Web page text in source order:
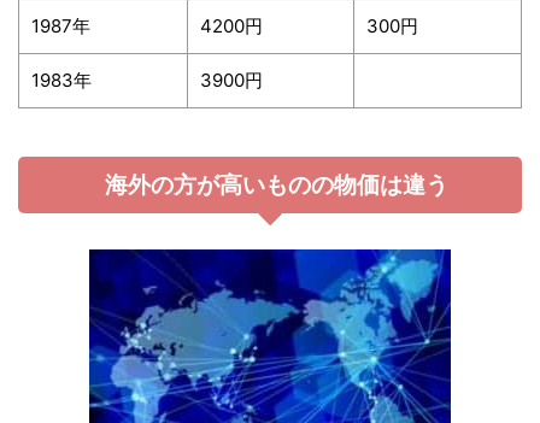
1987年 4200円 300円
1983年 3900円
海外の方が高いものの物価は違う